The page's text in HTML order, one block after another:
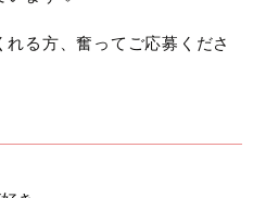
る方、奮ってご応募くださ